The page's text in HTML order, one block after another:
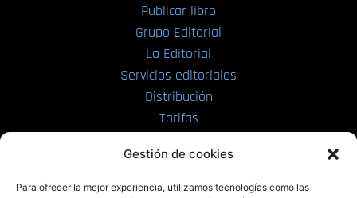
Gestión de cookies
Para ofrecer la mejor experiencia, utilizamos tecnologías como las
Publicar libro
Grupo Editorial
La Editorial
Servicios editoriales
Distribución
Tarifas